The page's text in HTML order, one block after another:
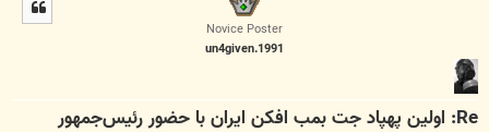
Novice Poster
un4given.1991
Re: اولين پهپاد جت بمب افكن ايران با حضور رئيس‌جمهور